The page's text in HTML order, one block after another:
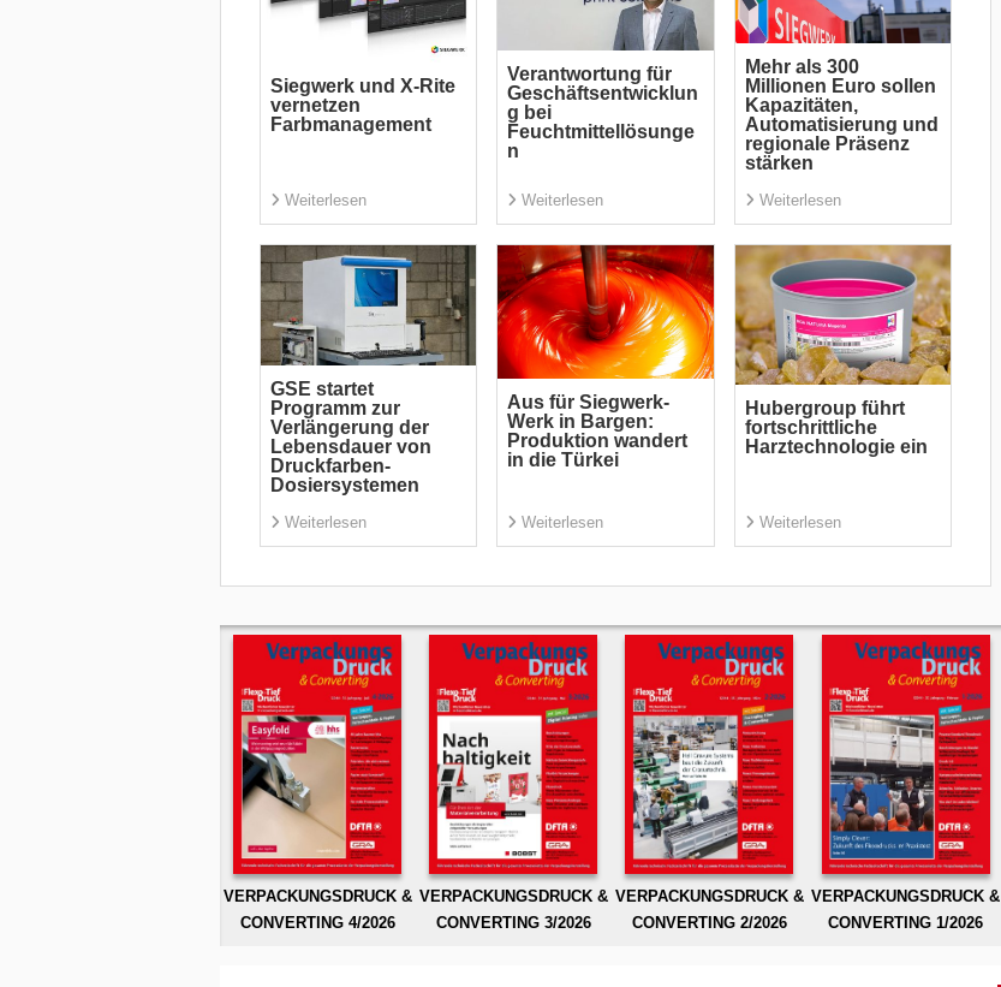
Siegwerk und X-Rite
vernetzen
Farbmanagement
Weiterlesen
Verantwortung für
Geschäftsentwicklun
g bei
Feuchtmittellösunge
n
Weiterlesen
Mehr als 300
Millionen Euro sollen
Kapazitäten,
Automatisierung und
regionale Präsenz
stärken
Weiterlesen
GSE startet
Programm zur
Verlängerung der
Lebensdauer von
Druckfarben-
Dosiersystemen
Weiterlesen
Aus für Siegwerk-
Werk in Bargen:
Produktion wandert
in die Türkei
Weiterlesen
Hubergroup führt
fortschrittliche
Harztechnologie ein
Weiterlesen
VERPACKUNGSDRUCK &
CONVERTING 4/2026
VERPACKUNGSDRUCK &
CONVERTING 3/2026
VERPACKUNGSDRUCK &
CONVERTING 2/2026
VERPACKUNGSDRUCK &
CONVERTING 1/2026